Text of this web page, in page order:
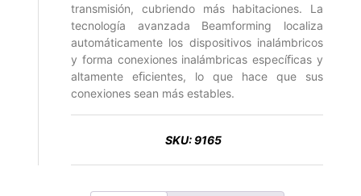
transmisión, cubriendo más habitaciones. La
tecnología avanzada Beamforming localiza
automáticamente los dispositivos inalámbricos
y forma conexiones inalámbricas especíﬁcas y
altamente eﬁcientes, lo que hace que sus
conexiones sean más estables.
SKU:9165